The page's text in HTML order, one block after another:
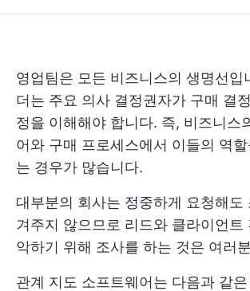
영업팀은 모든 비즈니스의 생명선입
더는 주요 의사 결정권자가 구매 결
정을 이해해야 합니다. 즉, 비즈니스
어와 구매 프로세스에서 이들의 역
는 경우가 많습니다.
대부분의 회사는 정중하게 요청해도
겨주지 않으므로 리드와 클라이언트
악하기 위해 조사를 하는 것은 여러
관계 지도 소프트웨어는 다음과 같